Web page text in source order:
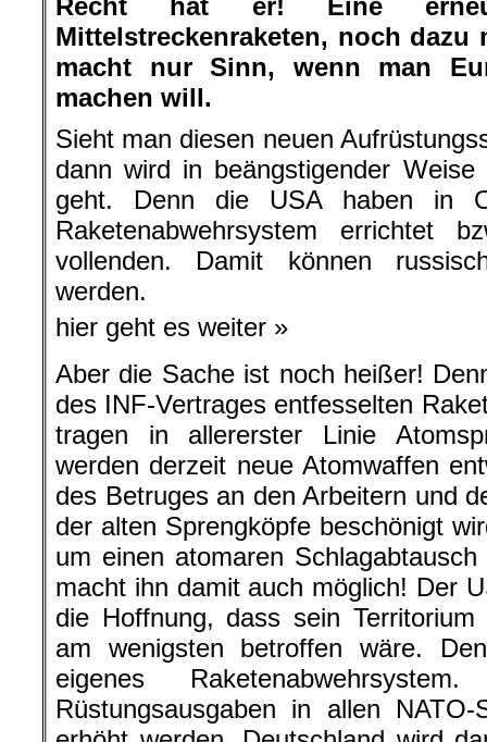
Recht hat er! Eine
Mittelstreckenraketen, noch dazu
macht nur Sinn, wenn man
machen will.
Sieht man diesen neuen
dann wird in beängstigender
geht. Denn die USA haben in
Raketenabwehrsystem errichtet
vollenden. Damit können
werden.
hier geht es weiter »
Aber die Sache ist noch heißer!
des INF-Vertrages entfesselten
tragen in allererster Linie
werden derzeit neue Atomwaffen
des Betruges an den Arbeitern und
der alten Sprengköpfe beschönigt
um einen atomaren
macht ihn damit auch möglich! Der
die Hoffnung, dass sein
am wenigsten betroffen wäre.
eigenes
Rüstungsausgaben in allen